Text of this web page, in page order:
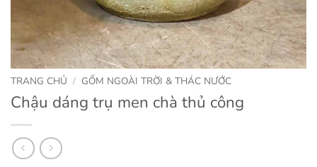
TRANG CHỦ / GỐM NGOÀI TRỜI & THÁC NƯỚC
Chậu dáng trụ men chà thủ công